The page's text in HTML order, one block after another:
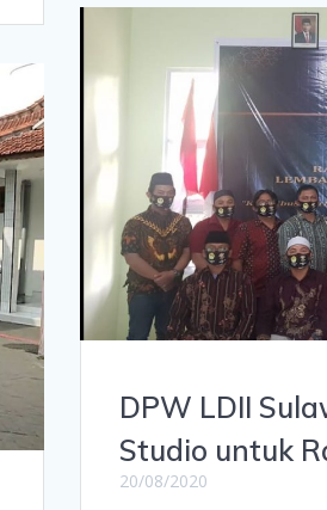
DPW LDII
Studio untuk
20/08/2020